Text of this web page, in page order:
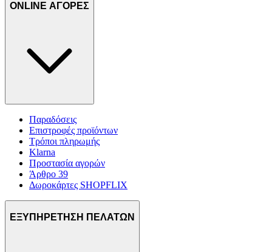
ONLINE ΑΓΟΡΕΣ
Παραδόσεις
Επιστροφές προϊόντων
Τρόποι πληρωμής
Klarna
Προστασία αγορών
Άρθρο 39
Δωροκάρτες SHOPFLIX
ΕΞΥΠΗΡΕΤΗΣΗ ΠΕΛΑΤΩΝ